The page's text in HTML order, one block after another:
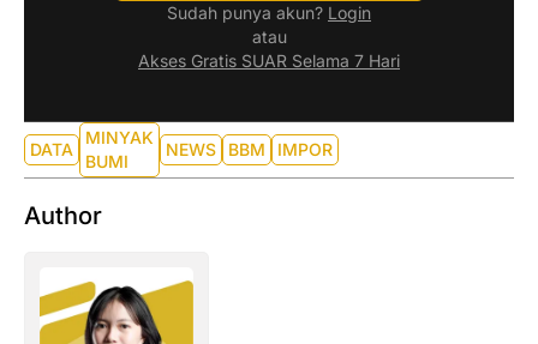
Sudah punya akun? Login
atau
Akses Gratis SUAR Selama 7 Hari
DATA
MINYAK
BUMI
NEWS BBM IMPOR
Author